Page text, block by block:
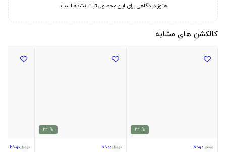
هنوز دیدگاهی برای این محصول ثبت نشده است.
کالکشن های مشابه
% 24
دوخط
% 24
دوخط دوخط